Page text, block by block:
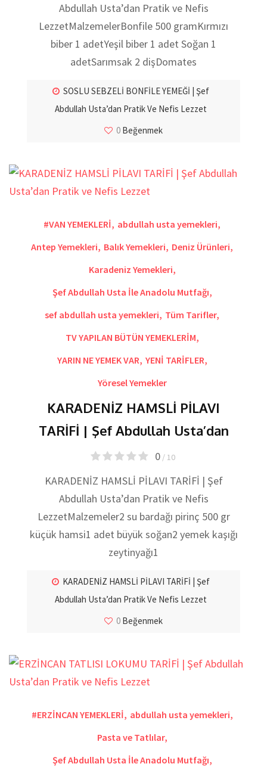
Abdullah Usta’dan Pratik ve Nefis
LezzetMalzemelerBonfile 500 gramKırmızı
biber 1 adetYeşil biber 1 adet Soğan 1
adetSarımsak 2 dişDomates
SOSLU SEBZELİ BONFİLE YEMEĞİ | Şef
Abdullah Usta’dan Pratik Ve Nefis Lezzet
0 Beğenmek
#VAN YEMEKLERİ, abdullah usta yemekleri,
Antep Yemekleri, Balık Yemekleri, Deniz Ürünleri,
Karadeniz Yemekleri,
Şef Abdullah Usta İle Anadolu Mutfağı,
sef abdullah usta yemekleri, Tüm Tarifler,
TV YAPILAN BÜTÜN YEMEKLERİM,
YARIN NE YEMEK VAR, YENİ TARİFLER,
Yöresel Yemekler
KARADENİZ HAMSLİ PİLAVI
TARİFİ | Şef Abdullah Usta’dan
0/ 10
KARADENİZ HAMSLİ PİLAVI TARİFİ | Şef
Abdullah Usta’dan Pratik ve Nefis
LezzetMalzemeler2 su bardağı pirinç 500 gr
küçük hamsi1 adet büyük soğan2 yemek kaşığı
zeytinyağı1
KARADENİZ HAMSLİ PİLAVI TARİFİ | Şef
Abdullah Usta’dan Pratik Ve Nefis Lezzet
0 Beğenmek
#ERZİNCAN YEMEKLERİ, abdullah usta yemekleri,
Pasta ve Tatlılar,
Şef Abdullah Usta İle Anadolu Mutfağı,